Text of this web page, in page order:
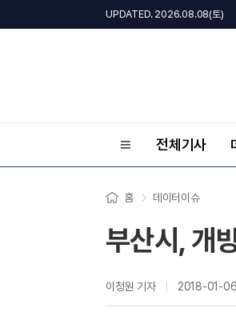
UPDATED. 2026.08.08(토)
전체기사
홈 데이터이슈
부산시, 개
이청원 기자 2018-01-